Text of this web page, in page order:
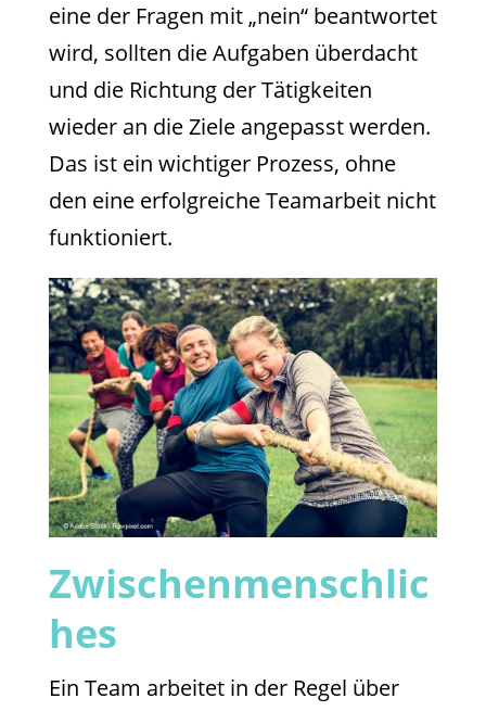
eine der Fragen mit „nein“ beantwortet
wird, sollten die Aufgaben überdacht
und die Richtung der Tätigkeiten
wieder an die Ziele angepasst werden.
Das ist ein wichtiger Prozess, ohne
den eine erfolgreiche Teamarbeit nicht
funktioniert.
Zwischenmenschlic
hes
Ein Team arbeitet in der Regel über